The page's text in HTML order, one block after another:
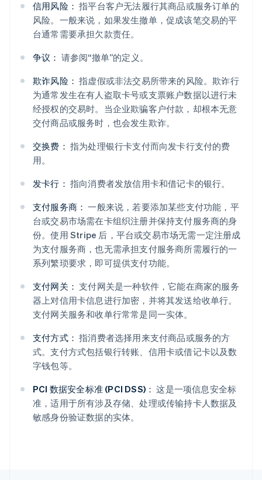
信用风险： 指平台客户无法履行其商品或服务订单的
风险。一般来说，如果发生撤单，促成该笔交易的平
台通常需要承担欠款责任。
争议： 请参阅“撤单”的定义。
欺诈风险： 指虚假或非法交易所带来的风险。欺诈行
为通常发生在有人盗取卡号或支票账户数据以进行未
经授权的交易时。当企业欺骗客户付款，却根本无意
交付商品或服务时，也会发生欺诈。
交换费： 指为处理银行卡支付而向发卡行支付的费
用。
发卡行： 指向消费者发放信用卡和借记卡的银行。
支付服务商： 一般来说，若要添加某些支付功能，平
台或交易市场需在卡组织注册并保持支付服务商的身
份。使用 Stripe 后，平台或交易市场无需一定注册成
为支付服务商，也无需承担支付服务商所需履行的一
系列繁琐要求，即可提供支付功能。
支付网关： 支付网关是一种软件，它能在商家的服务
器上对信用卡信息进行加密，并将其发送给收单行。
支付网关服务和收单行常常是同一实体。
支付方式： 指消费者选择用来支付商品或服务的方
式。支付方式包括银行转账、信用卡或借记卡以及数
字钱包等。
PCI 数据安全标准 (PCI DSS)： 这是一项信息安全标
准，适用于所有涉及存储、处理或传输持卡人数据及
敏感身份验证数据的实体。
English
巴西
PortuguêsEnglish
English
Nederlands FrançaisDeutschEnglish
波兰
English
丹麦
English
德国
Deutsch English
法国
English Svenska
荷兰
Nederlands English
加拿大
EnglishFrançais
捷克
克罗地亚
EnglishItaliano
拉脱维亚
English
立陶宛
English
列支敦士登
DeutschEnglish
FrançaisDeutschEnglish
罗马尼亚
English